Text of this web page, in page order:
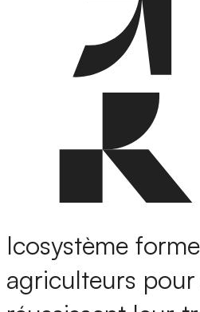
Icosystème
agriculteurs